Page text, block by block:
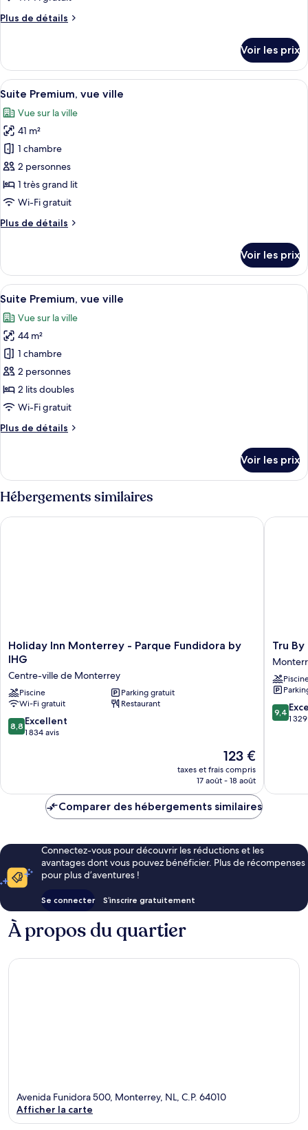
chambre :
(Luxor
Doble)
Plus de détails
Plus
le
type
de
Chambre
Double
(Luxor
Doble)
Voir les prix
Afficher
toutes
les
photos
pour
ce
type
de
chambre :
Suite
ville
Suite Premium, vue ville | Literie de
5
Suite Premium, vue ville
Vue sur la ville
41 m²
1 chambre
2 personnes
1 très grand lit
Wi-Fi gratuit
Plus de détails
Plus
le
type
de
Suite
Premium,
vue
ville
Voir les prix
Afficher
toutes
les
photos
pour
ce
type
de
chambre :
Suite
ville
Suite Premium, vue ville | Literie de
5
Suite Premium, vue ville
Vue sur la ville
44 m²
1 chambre
2 personnes
2 lits doubles
Wi-Fi gratuit
Plus de détails
Plus
le
type
de
chambre
Suite
Voir les prix
Hébergements similaires
Holiday
Inn
-
Parque
Fundidora
by
IHG
Holiday Inn Monterrey - Parque Fundidora by
IHG
Centre-ville de Monterrey
Piscine
Parking gratuit
Wi-Fi gratuit
Restaurant
8.8
sur
8,8 Excellent
1 834 avis
Le
nouveau
prix
de
123 €
taxes et frais compris
17 août - 18 août
Holiday Inn Monterrey - Parque Fundidora by IHG
Tru
By
Hilton
Tru
9.4
sur
9,4
1
Tru By
Comparer des hébergements similaires
Connectez-vous pour découvrir les réductions et les
avantages dont vous pouvez bénéficier. Plus de récompenses
pour plus d’aventures !
Se connecter S’inscrire gratuitement
À propos du quartier
Avenida Funidora 500, Monterrey, NL, C.P. 64010
Afficher la carte